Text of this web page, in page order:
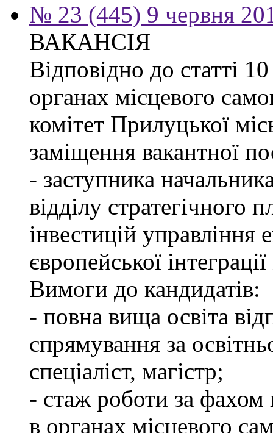
№ 23 (445) 9 червня
ВАКАНСІЯ
Відповідно до статті
органах місцевого
комітет Прилуцької
заміщення вакантної
- заступника
відділу стратегічного
інвестицій управління
європейської
Вимоги до кандидатів:
- повна вища освіта
спрямування за
спеціаліст, магістр;
- стаж роботи за фахом
в органах місцевого